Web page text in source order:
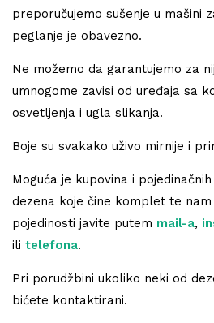
preporučujemo sušenje u mašini
peglanje je obavezno.
Ne možemo da garantujemo za
umnogome zavisi od uređaja sa
osvetljenja i ugla slikanja.
Boje su svakako uživo mirnije i
Moguća je kupovina i
dezena koje čine komplet te
pojedinosti javite putem mail-a,
ili telefona.
Pri porudžbini ukoliko neki od
bićete kontaktirani.